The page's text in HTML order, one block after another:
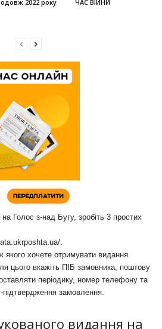
2022 року
ЧАС ВІЙНИ
Голос з-над Бугу, зробіть 3 простих
якого хочете отримувати видання.
цього вкажіть ПІБ замовника, поштову
періодику, номер телефону та
замовлення.
видання на